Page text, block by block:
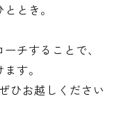
とき。
チすることで、
す。
ひお越しください